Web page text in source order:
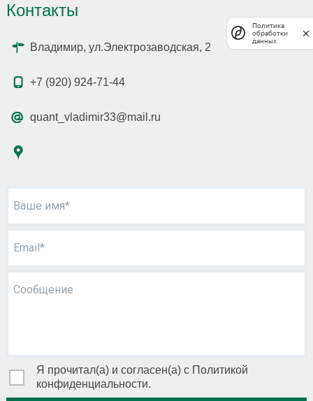
Контакты
Владимир, ул.Электрозаводская, 2
+7 (920) 924-71-44
quant_vladimir33@mail.ru
Ваше имя*
Email*
Сообщение
Я прочитал(а) и согласен(а) с Политикой
конфиденциальности.
Политика
обработки
данных